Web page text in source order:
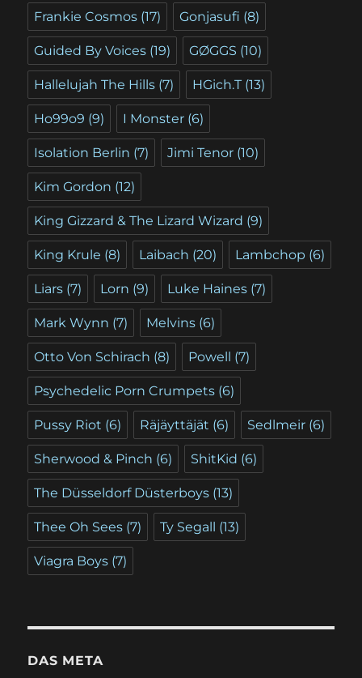
Frankie Cosmos (17) Gonjasufi (8)
Guided By Voices (19) GØGGS (10)
Hallelujah The Hills (7) HGich.T (13)
Ho99o9 (9) I Monster (6)
Isolation Berlin (7) Jimi Tenor (10)
Kim Gordon (12)
King Gizzard & The Lizard Wizard (9)
King Krule (8) Laibach (20) Lambchop (6)
Liars (7) Lorn (9) Luke Haines (7)
Mark Wynn (7) Melvins (6)
Otto Von Schirach (8) Powell (7)
Psychedelic Porn Crumpets (6)
Pussy Riot (6) Räjäyttäjät (6) Sedlmeir (6)
Sherwood & Pinch (6) ShitKid (6)
The Düsseldorf Düsterboys (13)
Thee Oh Sees (7) Ty Segall (13)
Viagra Boys (7)
DAS META